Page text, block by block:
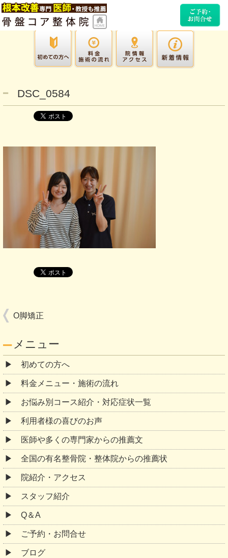
DSC_0584
O脚矯正
メニュー
初めての方へ
料金メニュー・施術の流れ
お悩み別コース紹介・対応症状一覧
利用者様の喜びのお声
医師や多くの専門家からの推薦文
全国の有名整骨院・整体院からの推薦状
院紹介・アクセス
スタッフ紹介
Q＆A
ご予約・お問合せ
ブログ